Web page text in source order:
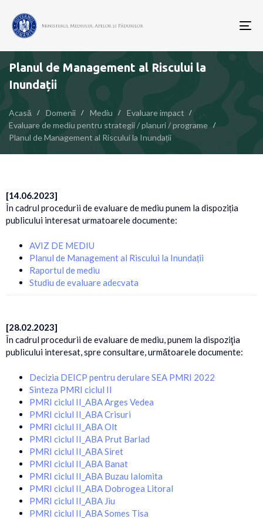
Planul de Management al Riscului la
Inundații
Acasă Domenii Mediu
Evaluare impact
Evaluare de mediu pentru strategii / planuri / programe
Planul de Management al Riscului la Inundații
[14.06.2023]
În cadrul procedurii de evaluare de mediu punem la dispoziția
publicului interesat urmatoarele documente:
AVIZ DE MEDIU
Planul de Management al Riscului la Inundații
Raportul de mediu
Studiu de evaluare adecvata
[28.02.2023]
În cadrul procedurii de evaluare de mediu, punem la dispoziţia
publicului interesat, spre consultare, următoarele documente:
Decizia DEICP pentru derulare SEA PMRI 2022
Sinteza PMRI ciclul II
PMRI ciclul II_ABA Arges Vedea
PMRI ciclul II_ABA Crisuri
PMRI ciclul II_ABA Olt
PMRI ciclul II_ABA Prut Barlad
PMRI ciclul II_ABA Siret
PMRI ciclul II_ABA Banat
PMRI ciclul II_ABA Buzau Ialomita
PMRI ciclul II_ABA Dobrogea Litoral
PMRI ciclul II_ABA Jiu
PMRI ciclul II_ABA Somes Tisa